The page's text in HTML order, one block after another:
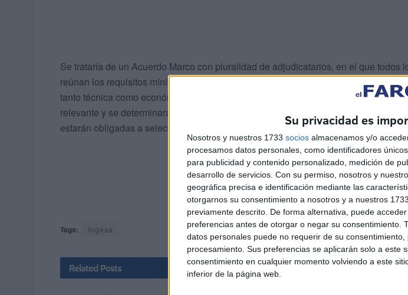
Su privacidad es
Nosotros y nuestros 1733 socios almacenamos y/o
procesamos datos personales, como identificadores
para publicidad y contenido personalizado, medición de
desarrollo de servicios. Con su permiso, nosotros y
geográfica precisa e identificación mediante las
otorgarnos su consentimiento a nosotros y a nuestros
previamente descrito. De forma alternativa, puede
preferencias antes de otorgar o negar su consentimiento.
datos personales puede no requerir de su
procesamiento. Sus preferencias se aplicarán solo a este
consentimiento en cualquier momento volviendo a este
inferior de la página web.
Se trataría de un Acuerdo Marco con pluralidad de adjudicatarios, en el que todos
reúnan los requisitos mínimos de acreditación, autorizaciones de Agencias
tanto técnica como económica, resultarán adjudicatarios. No obstante, el orden de
relevante y se determinará por un único criterio: precio miligramo. En la segunda
estarán obligadas a seleccionar al proveedor más barato.
Tags: Ingesa
Related Posts